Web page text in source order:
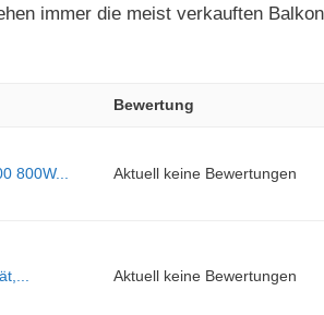
immer die meist verkauften
Bewertung
800W... Aktuell keine Bewertungen
Aktuell keine Bewertungen